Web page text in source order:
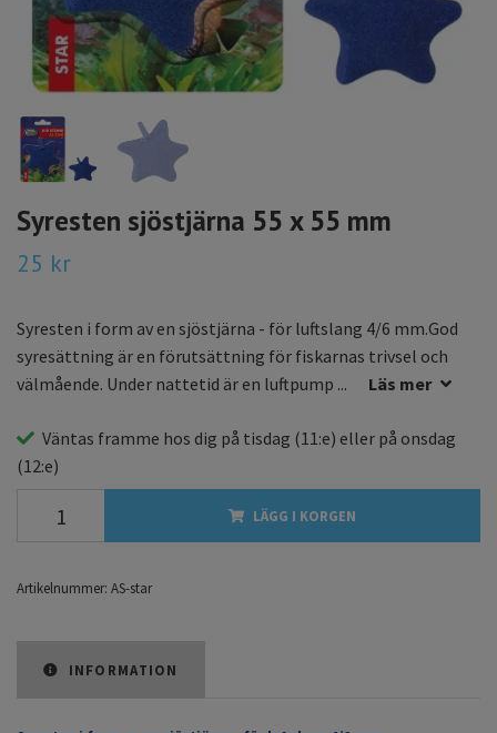
Syresten sjöstjärna 55 x 55 mm
25 kr
Syresten i form av en sjöstjärna - för luftslang 4/6 mm.God
syresättning är en förutsättning för fiskarnas trivsel och
välmående. Under nattetid är en luftpump ...
Läs mer
Väntas framme hos dig på tisdag (11:e) eller på onsdag
(12:e)
LÄGG I KORGEN
Artikelnummer: AS-star
INFORMATION